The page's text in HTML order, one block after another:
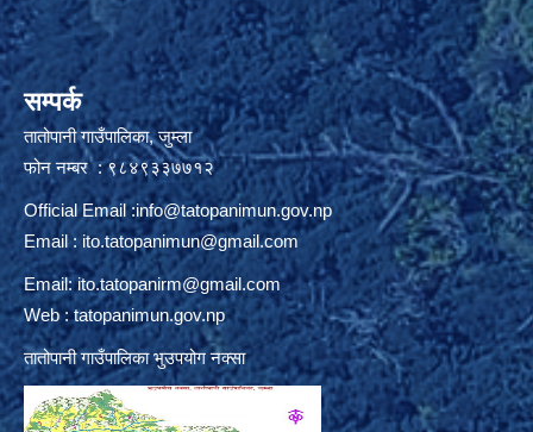
सम्पर्क
तातोपानी गाउँपालिका, जुम्ला
फोन नम्बर : ९८४९३३७७१२
Official Email :info@tatopanimun.gov.np
Email :ito.tatopanimun@gmail.com
Email:ito.tatopanirm@gmail.com
Web : tatopanimun.gov.np
तातोपानी गाउँपालिका भुउपयोग नक्सा